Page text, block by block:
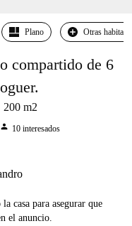
Plano Otras
compartido de 6
200 m2
person 10 interesados
casa para asegurar que
el anuncio.